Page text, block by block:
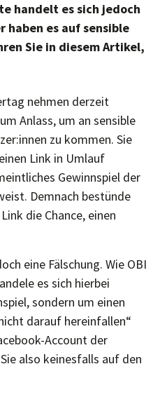
handelt es sich jedoch
haben es auf sensible
Sie in diesem Artikel,
nehmen derzeit
Anlass, um an sensible
zu kommen. Sie
Link in Umlauf
Gewinnspiel der
Demnach bestünde
die Chance, einen
eine Fälschung. Wie OBI
es sich hierbei
sondern um einen
darauf hereinfallen“
Account der
also keinesfalls auf den